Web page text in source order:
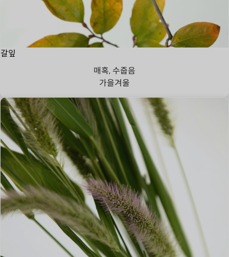
갈잎
매혹, 수줍음
가을겨울